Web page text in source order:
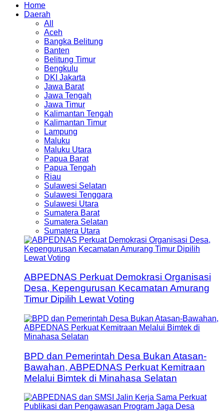
Home
Daerah
All
Aceh
Bangka Belitung
Banten
Belitung Timur
Bengkulu
DKI Jakarta
Jawa Barat
Jawa Tengah
Jawa Timur
Kalimantan Tengah
Kalimantan Timur
Lampung
Maluku
Maluku Utara
Papua Barat
Papua Tengah
Riau
Sulawesi Selatan
Sulawesi Tenggara
Sulawesi Utara
Sumatera Barat
Sumatera Selatan
Sumatera Utara
ABPEDNAS Perkuat Demokrasi Organisasi
Desa, Kepengurusan Kecamatan Amurang
Timur Dipilih Lewat Voting
BPD dan Pemerintah Desa Bukan Atasan-
Bawahan, ABPEDNAS Perkuat Kemitraan
Melalui Bimtek di Minahasa Selatan